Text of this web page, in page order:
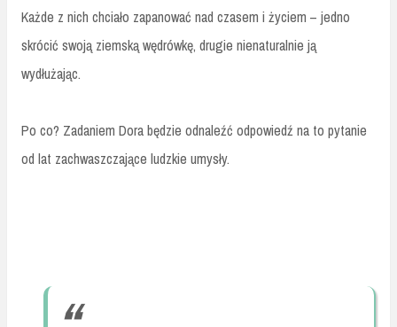
Każde z nich chciało zapanować nad czasem i życiem – jedno
skrócić swoją ziemską wędrówkę, drugie nienaturalnie ją
wydłużając.
Po co? Zadaniem Dora będzie odnaleźć odpowiedź na to pytanie
od lat zachwaszczające ludzkie umysły.